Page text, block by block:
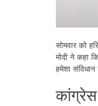
सोमवार को
मोदी ने कहा
हमेशा संविधान
कांग्रेस